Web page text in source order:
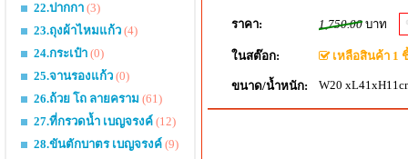
22.ปากกา (3)
23.ถุงผ้าไหมแก้ว (4)
24.กระเป๋า (0)
25.จานรองแก้ว (0)
26.ถ้วย โถ ลายคราม (61)
27.ที่กรวดน้ำ เบญจรงค์ (12)
28.ขันตักบาตร เบญจรงค์ (9)
ราคา: 1,750.00 บาท
ในสต๊อก: เหลือสินค้า 1
ขนาด/น้ำหนัก: W20